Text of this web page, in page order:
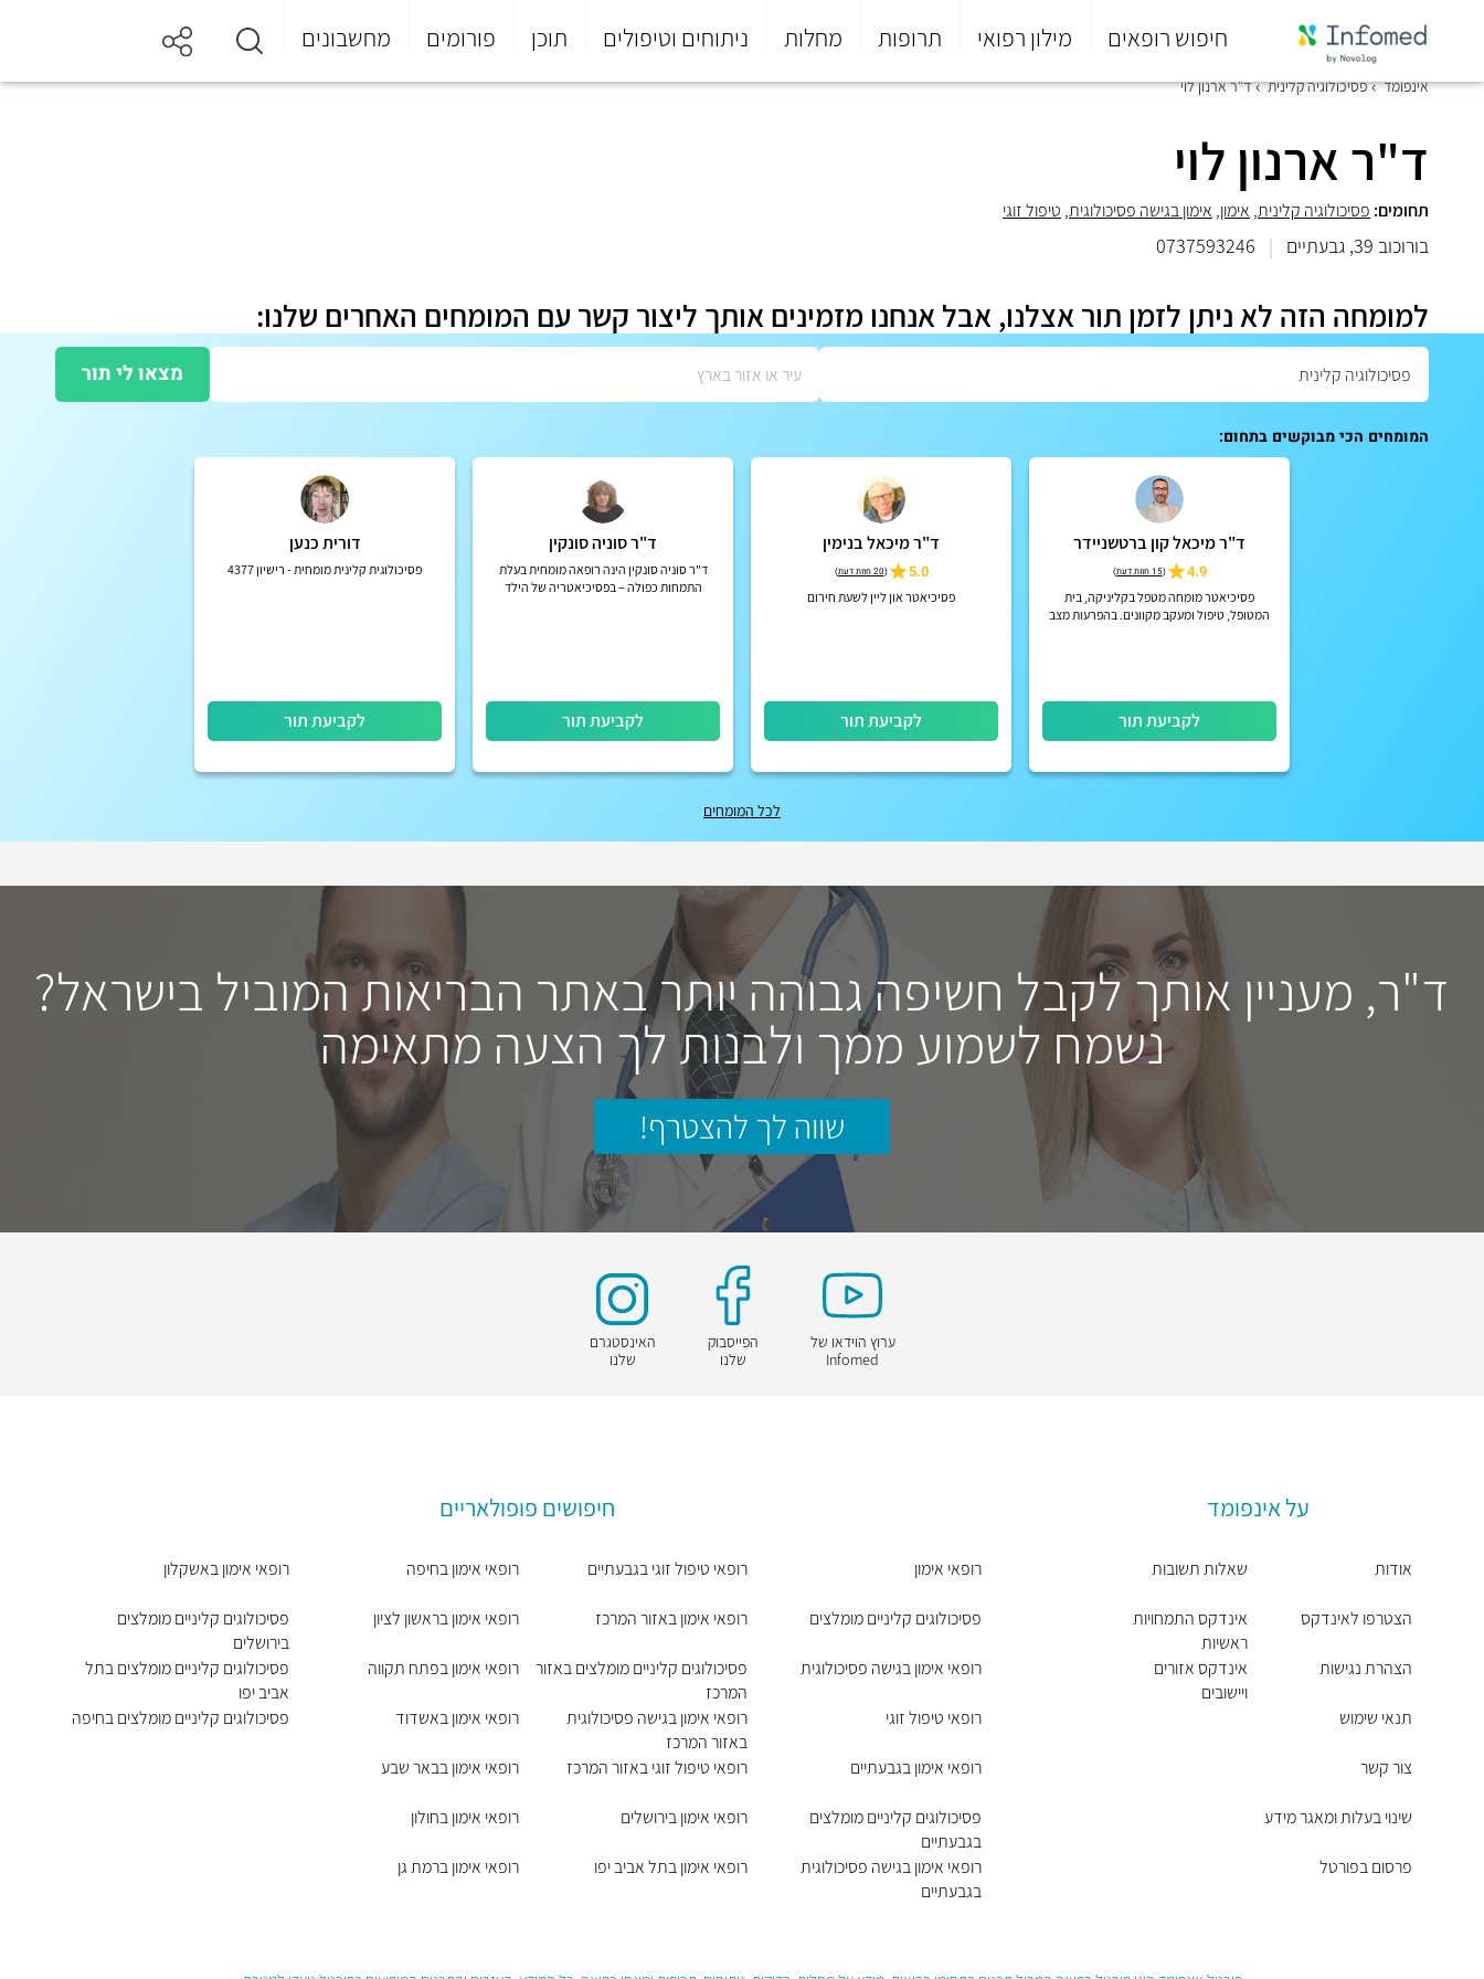
חיפוש רופאים מילון רפואי תרופות מחלות ניתוחים וטיפולים תוכן פורומים מחשבונים
סוף
התפריט
אינפומד פסיכולוגיה קלינית ד"ר ארנון לוי
ד"ר ארנון לוי
תחומים: פסיכולוגיה קלינית, אימון, אימון בגישה פסיכולוגית, טיפול זוגי
בורוכוב 39, גבעתיים |
0737593246
למומחה הזה לא ניתן לזמן תור אצלנו, אבל אנחנו מזמינים אותך ליצור קשר עם המומחים האחרים שלנו:
מצאו לי תור
המומחים הכי מבוקשים בתחום:
ד"ר מיכאל קון ברטשניידר
4.9
(15 חוות דעת )
פסיכיאטר מומחה מטפל בקליניקה, בית
המטופל, טיפול ומעקב מקוונים. בהפרעות מצב
לקביעת תור
ד"ר מיכאל בנימין
5.0
(20 חוות דעת )
פסיכיאטר און ליין לשעת חירום
לקביעת תור
ד"ר סוניה סונקין
ד"ר סוניה סונקין הינה רופאה מומחית בעלת
התמחות כפולה – בפסיכיאטריה של הילד
לקביעת תור
דורית כנען
פסיכולוגית קלינית מומחית - רישיון 4377
לקביעת תור
לכל המומחים
ד"ר, מעניין אותך לקבל חשיפה גבוהה יותר באתר הבריאות המוביל בישראל?
נשמח לשמוע ממך ולבנות לך הצעה מתאימה
שווה לך להצטרף!
ערוץ הוידאו של
Infomed
הפייסבוק
שלנו
האינסטגרם
שלנו
על אינפומד
אודות
הצטרפו לאינדקס
הצהרת נגישות
תנאי שימוש
צור קשר
שינוי בעלות ומאגר מידע
פרסום בפורטל
שאלות תשובות
אינדקס התמחויות
ראשיות
אינדקס אזורים
ויישובים
חיפושים פופולאריים
רופאי אימון
פסיכולוגים קליניים מומלצים
רופאי אימון בגישה פסיכולוגית
רופאי טיפול זוגי
רופאי אימון בגבעתיים
פסיכולוגים קליניים מומלצים
בגבעתיים
רופאי אימון בגישה פסיכולוגית
בגבעתיים
רופאי טיפול זוגי בגבעתיים
רופאי אימון באזור המרכז
פסיכולוגים קליניים מומלצים באזור
המרכז
רופאי אימון בגישה פסיכולוגית
באזור המרכז
רופאי טיפול זוגי באזור המרכז
רופאי אימון בירושלים
רופאי אימון בתל אביב יפו
רופאי אימון בחיפה
רופאי אימון בראשון לציון
רופאי אימון בפתח תקווה
רופאי אימון באשדוד
רופאי אימון בבאר שבע
רופאי אימון בחולון
רופאי אימון ברמת גן
רופאי אימון באשקלון
פסיכולוגים קליניים מומלצים
בירושלים
פסיכולוגים קליניים מומלצים בתל
אביב יפו
פסיכולוגים קליניים מומלצים בחיפה